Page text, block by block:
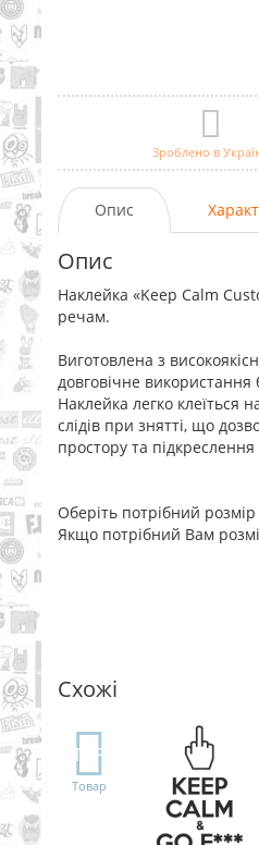
Зроблено в
Опис
Опис
Наклейка «Keep Calm
речам.
Виготовлена з
довговічне використання
Наклейка легко клеїться
слідів при знятті, що
простору та
Оберіть потрібний розмір
Якщо потрібний Вам
Схожі
TOP
Товар